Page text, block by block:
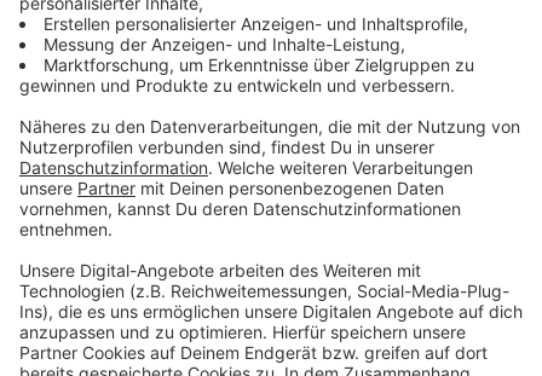
Anzeige
DieCyclingworldMesse findet vom 20. bis 22. März
2026 statt. Fahrradbegeisterte können sich auf
weitere spannende Neuheiten und Testmöglichkeiten
freuen.
Anzeige
Weitere Infos und Links zum Thema: